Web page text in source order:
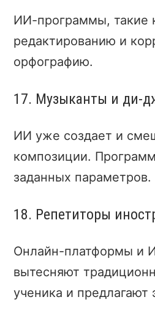
ИИ-программы, такие
редактированию и
орфографию.
17. Музыканты и ди-
ИИ уже создает и
композиции.
заданных параметров.
18. Репетиторы
Онлайн-платформы и
вытесняют
ученика и